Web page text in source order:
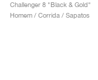
Challenger 8 "Black & Gold"
Homem / Corrida / Sapatos